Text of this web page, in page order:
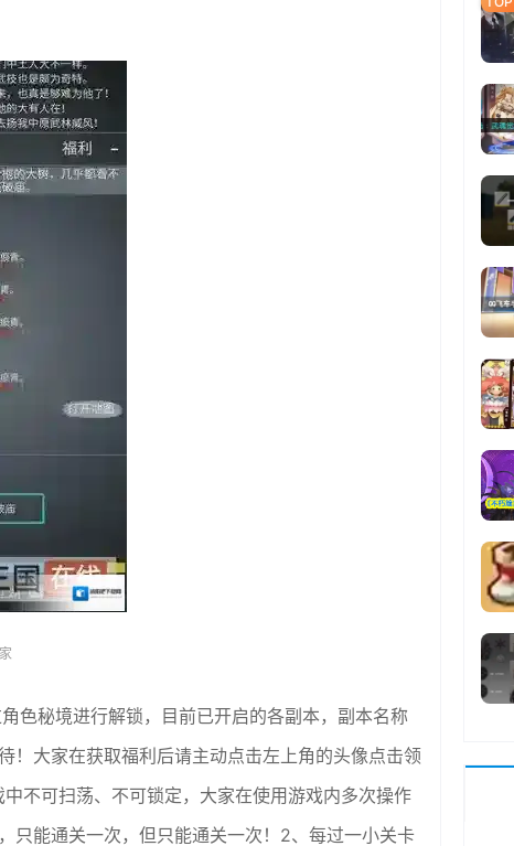
色秘境进行解锁，目前已开启的各副本，副本名称
！大家在获取福利后请主动点击左上角的头像点击领
不可扫荡、不可锁定，大家在使用游戏内多次操作
只能通关一次，但只能通关一次！2、每过一小关卡